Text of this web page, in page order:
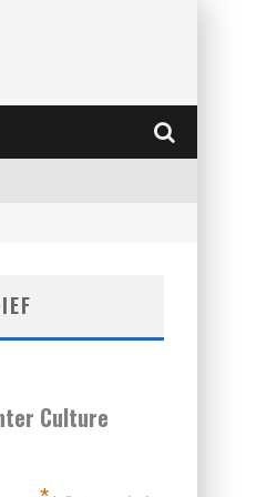
Culture